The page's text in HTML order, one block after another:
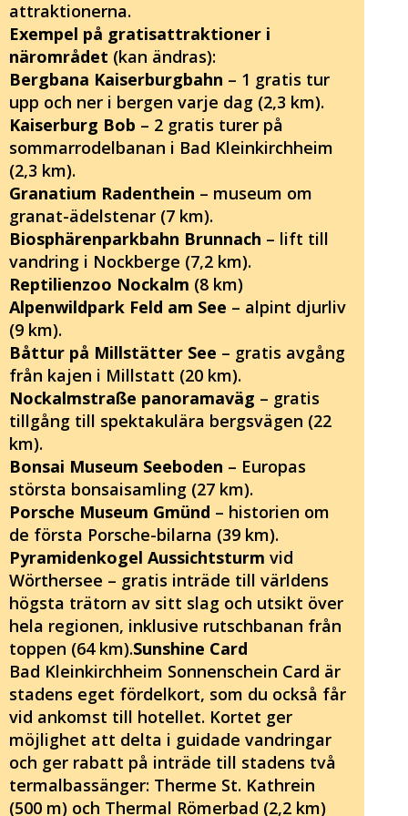
attraktionerna.
Exempel på gratisattraktioner i
närområdet (kan ändras):
Bergbana Kaiserburgbahn – 1 gratis tur
upp och ner i bergen varje dag (2,3 km).
Kaiserburg Bob – 2 gratis turer på
sommarrodelbanan i Bad Kleinkirchheim
(2,3 km).
Granatium Radenthein – museum om
granat-ädelstenar (7 km).
Biosphärenparkbahn Brunnach – lift till
vandring i Nockberge (7,2 km).
Reptilienzoo Nockalm (8 km)
Alpenwildpark Feld am See – alpint djurliv
(9 km).
Båttur på Millstätter See – gratis avgång
från kajen i Millstatt (20 km).
Nockalmstraße panoramaväg – gratis
tillgång till spektakulära bergsvägen (22
km).
Bonsai Museum Seeboden – Europas
största bonsaisamling (27 km).
Porsche Museum Gmünd – historien om
de första Porsche-bilarna (39 km).
Pyramidenkogel Aussichtsturm vid
Wörthersee – gratis inträde till världens
högsta trätorn av sitt slag och utsikt över
hela regionen, inklusive rutschbanan från
toppen (64 km).Sunshine Card
Bad Kleinkirchheim Sonnenschein Card är
stadens eget fördelkort, som du också får
vid ankomst till hotellet. Kortet ger
möjlighet att delta i guidade vandringar
och ger rabatt på inträde till stadens två
termalbassänger: Therme St. Kathrein
(500 m) och Thermal Römerbad (2,2 km)